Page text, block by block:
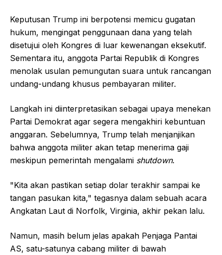
Keputusan Trump ini berpotensi memicu gugatan
hukum, mengingat penggunaan dana yang telah
disetujui oleh Kongres di luar kewenangan eksekutif.
Sementara itu, anggota Partai Republik di Kongres
menolak usulan pemungutan suara untuk rancangan
undang-undang khusus pembayaran militer.
Langkah ini diinterpretasikan sebagai upaya menekan
Partai Demokrat agar segera mengakhiri kebuntuan
anggaran. Sebelumnya, Trump telah menjanjikan
bahwa anggota militer akan tetap menerima gaji
meskipun pemerintah mengalami shutdown.
"Kita akan pastikan setiap dolar terakhir sampai ke
tangan pasukan kita," tegasnya dalam sebuah acara
Angkatan Laut di Norfolk, Virginia, akhir pekan lalu.
Namun, masih belum jelas apakah Penjaga Pantai
AS, satu-satunya cabang militer di bawah